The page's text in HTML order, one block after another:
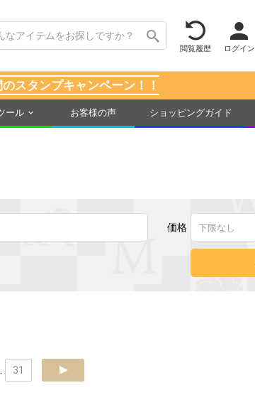
閲覧履歴 ログイン
スタンプキャンペーン！！
ール お客様の声 ショッピングガイド
価格
31 next